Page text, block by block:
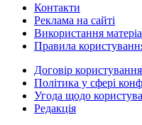
Контакти
Реклама на сайті
Використання
Правила
Договір
Політика у сфері
Угода щодо
Редакція